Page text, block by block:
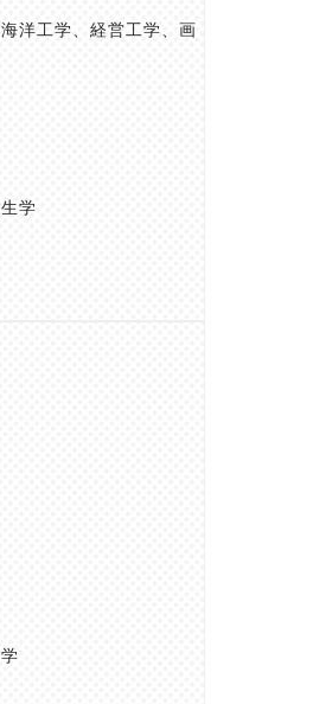
海洋工学、経営工学、画
学